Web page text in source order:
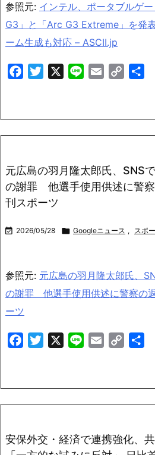
参照元: インテル、ポータブルゲ
G3」と「Arc G3 Extreme」を発
ーム生成も対応 – ASCII.jp
FacebookTwitter Line Email
Copy
元広島の羽月隆太郎氏、SNS
の謝罪 他選手使用供述に警察
刊スポーツ
 2026/05/28  Googleニュース , スポ
参照元: 元広島の羽月隆太郎氏、
の謝罪 他選手使用供述に警察の
ーツ
FacebookTwitter Line Email
Copy
安保外交・経済で連携強化、